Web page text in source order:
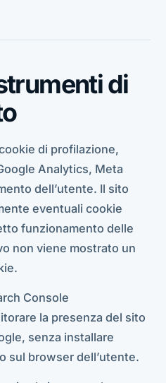
di
di profilazione,
Analytics, Meta
dell’utente. Il sito
eventuali cookie
funzionamento delle
non viene mostrato un
Console
la presenza del sito
senza installare
sul browser dell’utente.